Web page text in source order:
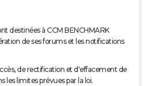
destinées à CCM BENCHMARK
de ses forums et les notifications
de rectification et d'effacement de
les limites prévues par la loi.